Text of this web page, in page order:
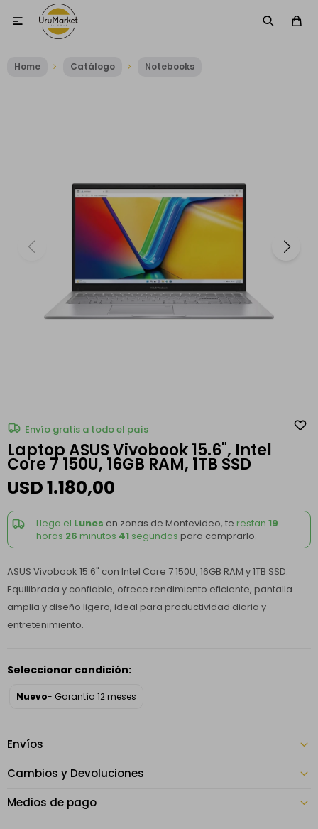

Home Catálogo Notebooks
Envío gratis a todo el país
Laptop ASUS Vivobook 15.6", Intel
Core 7 150U, 16GB RAM, 1TB SSD
USD1.180,00
Llega el Lunes en zonas de Montevideo, te restan 19
horas 26 minutos 41 segundos para comprarlo.
ASUS Vivobook 15.6" con Intel Core 7 150U, 16GB RAM y 1TB SSD.
Equilibrada y confiable, ofrece rendimiento eficiente, pantalla
amplia y diseño ligero, ideal para productividad diaria y
entretenimiento.
Seleccionar condición:
Nuevo- Garantía 12 meses
Envíos
Cambios y Devoluciones
Medios de pago